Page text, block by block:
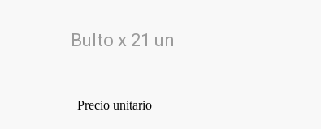
Bulto x 21 un
Precio unitario